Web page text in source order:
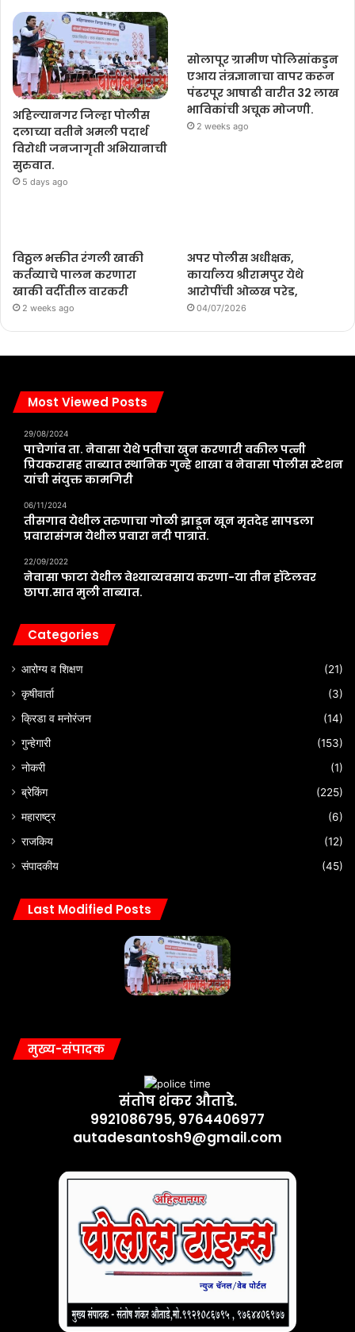
अहिल्यानगर जिल्हा पोलीस
दलाच्या वतीने अमली पदार्थ
विरोधी जनजागृती अभियानाची
सुरुवात.
5 days ago
सोलापूर ग्रामीण पोलिसांकडुन
एआय तंत्रज्ञानाचा वापर करून
पंढरपूर आषाढी वारीत 32 लाख
भाविकांची अचूक मोजणी.
2 weeks ago
विठ्ठल भक्तीत रंगली खाकी
कर्तव्याचे पालन करणारा
खाकी वर्दीतील वारकरी
2 weeks ago
अपर पोलीस अधीक्षक,
कार्यालय श्रीरामपुर येथे
आरोपींची ओळख परेड,
04/07/2026
Most Viewed Posts
29/08/2024
पाचेगांव ता. नेवासा येथे पतीचा खुन करणारी वकील पत्नी
प्रियकरासह ताब्यात स्थानिक गुन्हे शाखा व नेवासा पोलीस स्टेशन
यांची संयुक्त कामगिरी
06/11/2024
तीसगाव येथील तरुणाचा गोळी झाडून खून मृतदेह सापडला
प्रवारासंगम येथील प्रवारा नदी पात्रात.
22/09/2022
नेवासा फाटा येथील वेश्याव्यवसाय करणा-या तीन हॉटेलवर
छापा.सात मुली ताब्यात.
Categories
आरोग्य व शिक्षण
(21)
कृषीवार्ता
(3)
क्रिडा व मनोरंजन
(14)
गुन्हेगारी
(153)
नोकरी
(1)
ब्रेकिंग
(225)
महाराष्ट्र
(6)
राजकिय
(12)
संपादकीय
(45)
Last Modified Posts
मुख्य-संपादक
संतोष शंकर औताडे.
9921086795, 9764406977
autadesantosh9@gmail.com